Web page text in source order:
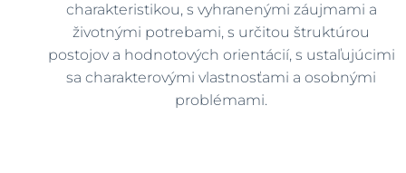
charakteristikou, s vyhranenými záujmami a
životnými potrebami, s určitou štruktúrou
postojov a hodnotových orientácií, s ustaľujúcimi
sa charakterovými vlastnosťami a osobnými
problémami.